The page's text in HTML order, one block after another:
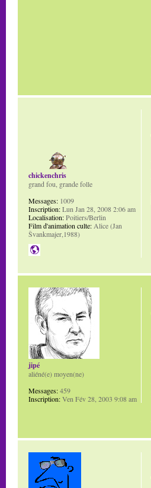
chickenchris
grand fou, grande folle
Messages: 1009
Inscription:Lun Jan 28, 2008 2:06 am
Localisation:Poitiers/Berlin
Film d'animation culte:Alice (Jan
Švankmajer,1988)
jipé
aliéné(e) moyen(ne)
Messages:459
Inscription:Ven Fév 28, 2003 9:08 am